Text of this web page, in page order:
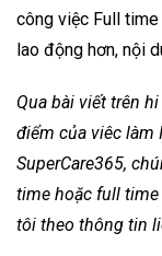
công việc Full
lao động hơn, nội
Qua bài viết trên
điểm của viêc làm
SuperCare365,
time hoặc full
tôi theo thông tin